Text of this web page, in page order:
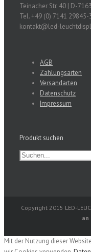
Teinacher Str. 40 | D-
Tel. +49 (0) 7141 29845-
kontakt@led-
AGB
Zahlungsarten
Versandarten
Datenschutz
Impressum
Produkt suchen
Copyright 2015 LED-
an
Mit der Nutzung dieser